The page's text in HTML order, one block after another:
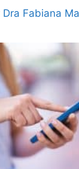
Dra Fabiana